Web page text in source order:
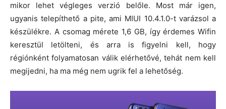
mikor lehet végleges verzió belőle. Most már igen,
ugyanis telepíthető a pite, ami MIUI 10.4.1.0-t varázsol a
készülékre. A csomag mérete 1,6 GB, így érdemes Wifin
keresztül letölteni, és arra is figyelni kell, hogy
régiónként folyamatosan válik elérhetővé, tehát nem kell
megijedni, ha ma még nem ugrik fel a lehetőség.